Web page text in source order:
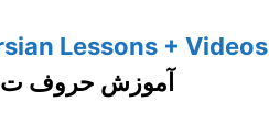
Lessons + Videos
آموزش حروف ت